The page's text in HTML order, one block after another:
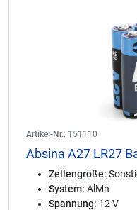
Artikel-Nr.: 151110
Absina A27 LR27
Zellengröße:
System: AlMn
Spannung: 12 V